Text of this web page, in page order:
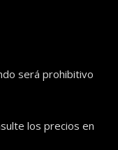
será prohibitivo
los precios en